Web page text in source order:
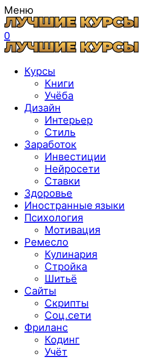
Меню
0
Курсы
Книги
Учёба
Дизайн
Интерьер
Стиль
Заработок
Инвестиции
Нейросети
Ставки
Здоровье
Иностранные языки
Психология
Мотивация
Ремесло
Кулинария
Стройка
Шитьё
Сайты
Скрипты
Соц.сети
Фриланс
Кодинг
Учёт